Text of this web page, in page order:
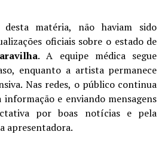
matéria, não haviam sido
oficiais sobre o estado de
. A equipe médica segue
enquanto a artista permanece
Nas redes, o público continua
informação e enviando mensagens
por boas notícias e pela
apresentadora.